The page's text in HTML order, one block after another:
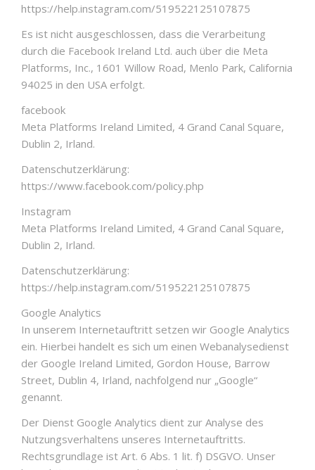
https://help.instagram.com/519522125107875
Es ist nicht ausgeschlossen, dass die Verarbeitung
durch die Facebook Ireland Ltd. auch über die Meta
Platforms, Inc., 1601 Willow Road, Menlo Park, California
94025 in den USA erfolgt.
facebook
Meta Platforms Ireland Limited, 4 Grand Canal Square,
Dublin 2, Irland.
Datenschutzerklärung:
https://www.facebook.com/policy.php
Instagram
Meta Platforms Ireland Limited, 4 Grand Canal Square,
Dublin 2, Irland.
Datenschutzerklärung:
https://help.instagram.com/519522125107875
Google Analytics
In unserem Internetauftritt setzen wir Google Analytics
ein. Hierbei handelt es sich um einen Webanalysedienst
der Google Ireland Limited, Gordon House, Barrow
Street, Dublin 4, Irland, nachfolgend nur „Google“
genannt.
Der Dienst Google Analytics dient zur Analyse des
Nutzungsverhaltens unseres Internetauftritts.
Rechtsgrundlage ist Art. 6 Abs. 1 lit. f) DSGVO. Unser